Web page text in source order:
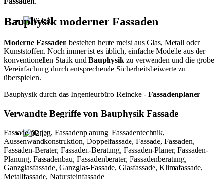
Bauphysik moderner Fassaden
Moderne Fassaden bestehen heute meist aus Glas, Metall oder
Kunststoffen. Noch immer ist es üblich, einfache Modelle aus der
konventionellen Statik und Bauphysik zu verwenden und die grobe
Vereinfachung durch entsprechende Sicherheitsbeiwerte zu
überspielen.
Bauphysik durch das Ingenieurbüro Reincke - Fassadenplaner
Verwandte Begriffe von Bauphysik Fassade
Fassade planen, Fassadenplanung, Fassadentechnik,
Aussenwandkonstruktion, Doppelfassade, Fassade, Fassaden,
Fassaden-Berater, Fassaden-Beratung, Fassaden-Planer, Fassaden-
Planung, Fassadenbau, Fassadenberater, Fassadenberatung,
Ganzglasfassade, Ganzglas-Fassade, Glasfassade, Klimafassade,
Metallfassade, Natursteinfassade